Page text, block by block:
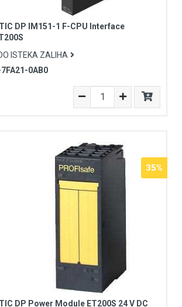
DP IM151-1 F-CPU Interface
ISTEKA ZALIHA
0AB0
DP Power Module ET200S 24 V DC
35%